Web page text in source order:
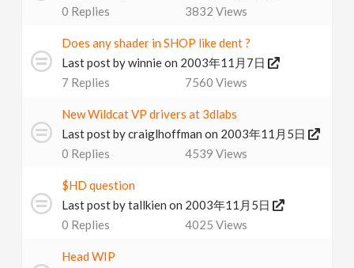
0 Replies 3832 Views
Does any shader in SHOP like dent ?
Last post bywinnieon 2003年11月7日
7 Replies 7560 Views
New Wildcat VP drivers at 3dlabs
Last post bycraiglhoffman on 2003年11月5日
0 Replies 4539 Views
$HD question
Last post bytallkien on 2003年11月5日
0 Replies 4025 Views
Head WIP